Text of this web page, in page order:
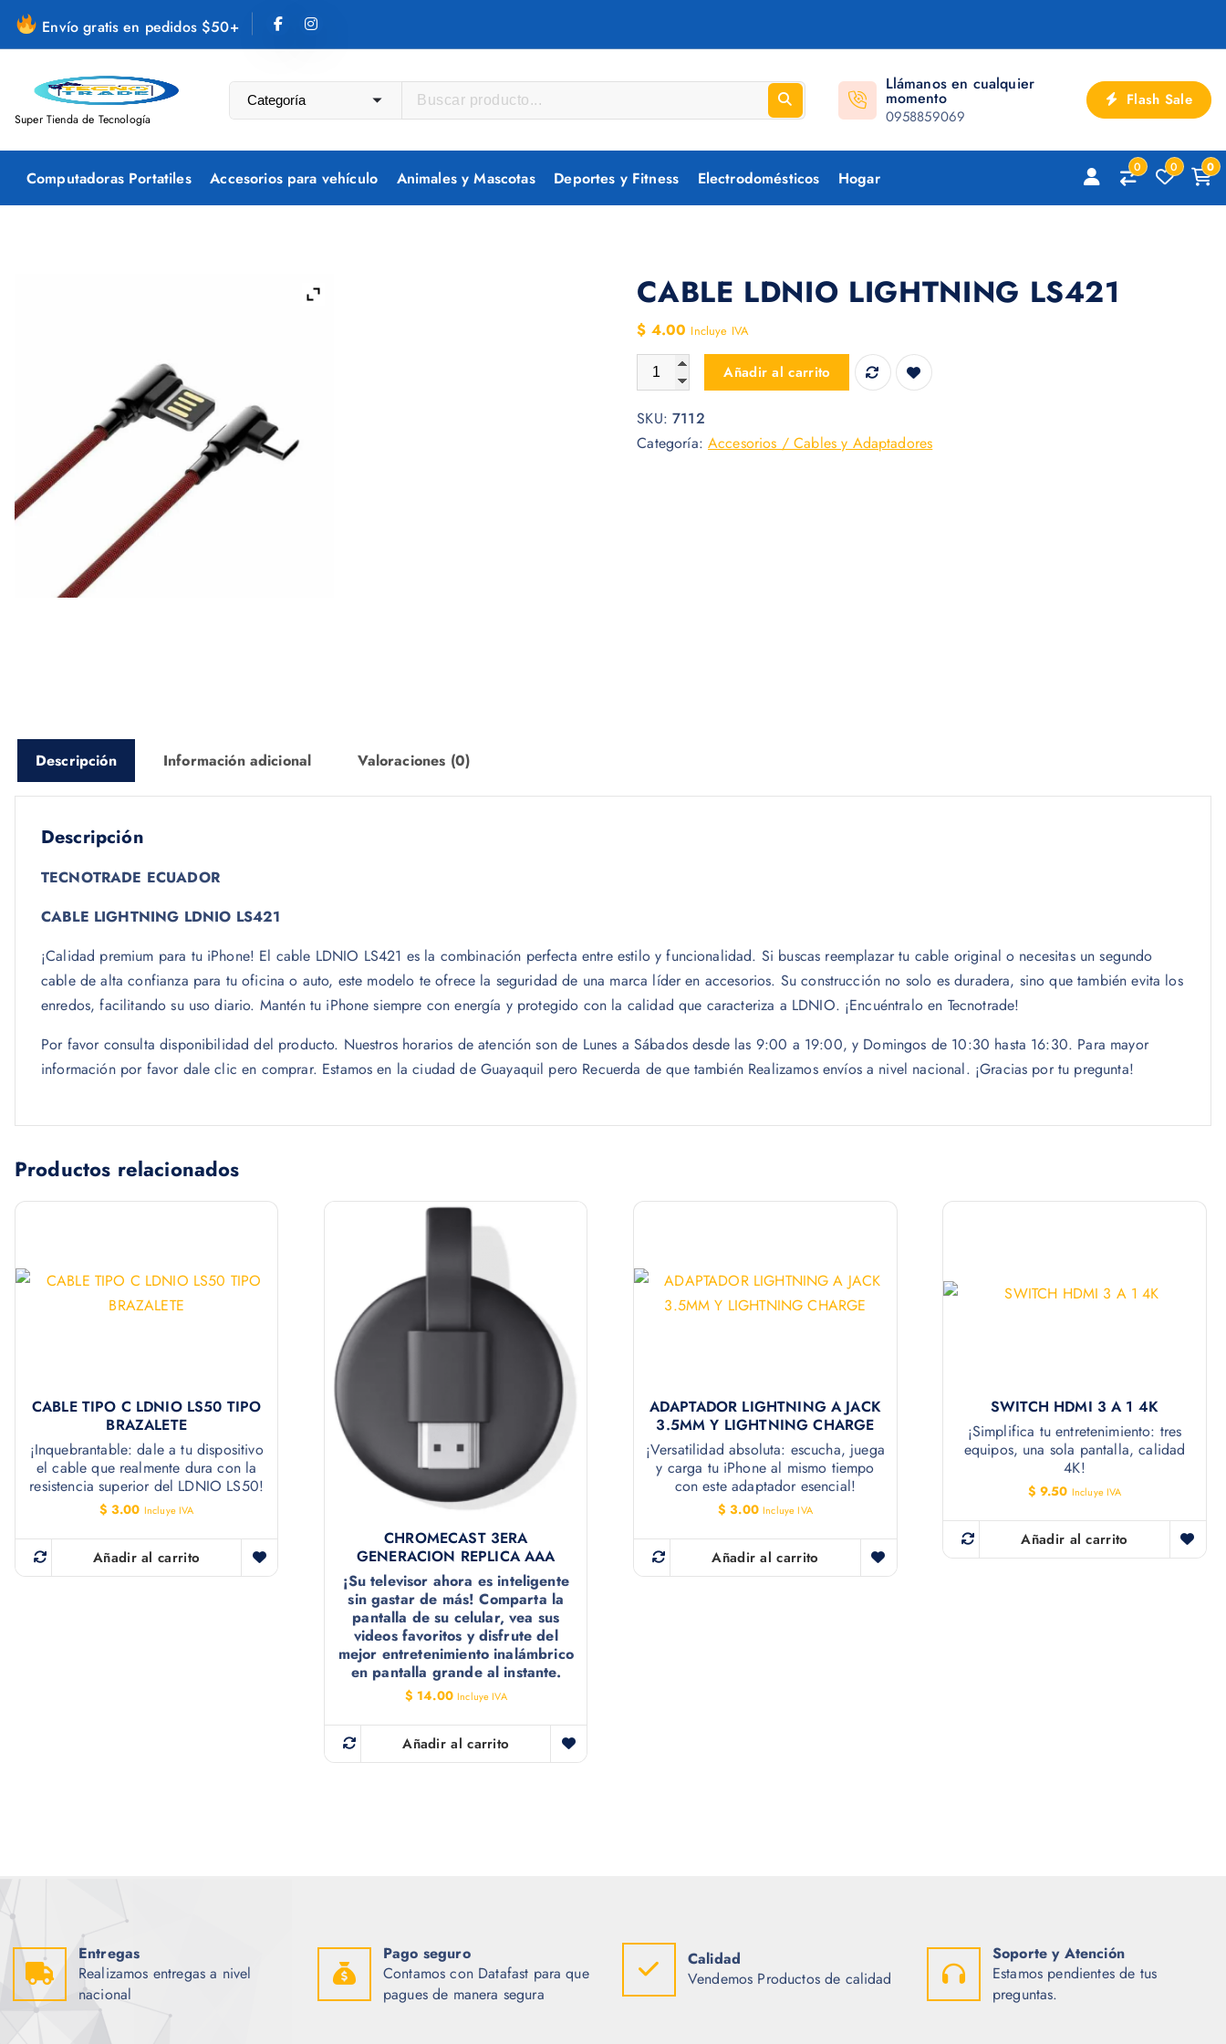
c
Envío gratis en pedidos $50+
Super Tienda de Tecnología
Llámanos en cualquier
momento
0958859069
Flash Sale
Computadoras Portatiles Accesorios para vehículo Animales y Mascotas Deportes y Fitness Electrodomésticos Hogar
0 0 0
CABLE LDNIO LIGHTNING LS421
$ 4.00 Incluye IVA
CABLE LDNIO LIGHTNING LS421 cantidad
Añadir al carrito
SKU:7112
Categoría:Accesorios / Cables y Adaptadores
Descripción Información adicional Valoraciones (0)
Descripción
TECNOTRADE ECUADOR
CABLE LIGHTNING LDNIO LS421
¡Calidad premium para tu iPhone! El cable LDNIO LS421 es la combinación perfecta entre estilo y funcionalidad. Si buscas reemplazar tu cable original o necesitas un segundo
cable de alta confianza para tu oficina o auto, este modelo te ofrece la seguridad de una marca líder en accesorios. Su construcción no solo es duradera, sino que también evita los
enredos, facilitando su uso diario. Mantén tu iPhone siempre con energía y protegido con la calidad que caracteriza a LDNIO. ¡Encuéntralo en Tecnotrade!
Por favor consulta disponibilidad del producto. Nuestros horarios de atención son de Lunes a Sábados desde las 9:00 a 19:00, y Domingos de 10:30 hasta 16:30. Para mayor
información por favor dale clic en comprar. Estamos en la ciudad de Guayaquil pero Recuerda de que también Realizamos envíos a nivel nacional. ¡Gracias por tu pregunta!
Productos relacionados
CABLE TIPO C LDNIO LS50 TIPO
BRAZALETE
¡Inquebrantable: dale a tu dispositivo
el cable que realmente dura con la
resistencia superior del LDNIO LS50!
$ 3.00 Incluye IVA
Añadir al carrito
CHROMECAST 3ERA
GENERACION REPLICA AAA
¡Su televisor ahora es inteligente
sin gastar de más! Comparta la
pantalla de su celular, vea sus
videos favoritos y disfrute del
mejor entretenimiento inalámbrico
en pantalla grande al instante.
$ 14.00 Incluye IVA
Añadir al carrito
ADAPTADOR LIGHTNING A JACK
3.5MM Y LIGHTNING CHARGE
¡Versatilidad absoluta: escucha, juega
y carga tu iPhone al mismo tiempo
con este adaptador esencial!
$ 3.00 Incluye IVA
Añadir al carrito
SWITCH HDMI 3 A 1 4K
¡Simplifica tu entretenimiento: tres
equipos, una sola pantalla, calidad
4K!
$ 9.50 Incluye IVA
Añadir al carrito
Entregas
Realizamos entregas a nivel
nacional
Pago seguro
Contamos con Datafast para que
pagues de manera segura
Calidad
Vendemos Productos de calidad
Soporte y Atención
Estamos pendientes de tus
preguntas.